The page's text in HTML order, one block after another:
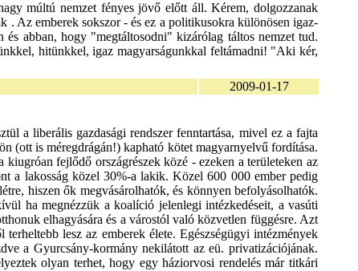
2009-01-17
a liberális gazdasági rendszer fenntartása, mivel ez a fajta
(ott is méregdrágán!) kapható kötet magyarnyelvű fordítása.
fejlődő országrészek közé - ezeken a területeken az
a lakosság közel 30%-a lakik. Közel 600 000 ember pedig
hiszen ők megvásárolhatók, és könnyen befolyásolhatók.
ha megnézzük a koalíció jelenlegi intézkedéseit, a vasúti
elhagyására és a várostól való közvetlen függésre. Azt
lesz az emberek élete. Egészségügyi intézmények
a Gyurcsány-kormány nekilátott az eü. privatizációjának.
olyan terhet, hogy egy háziorvosi rendelés már titkári